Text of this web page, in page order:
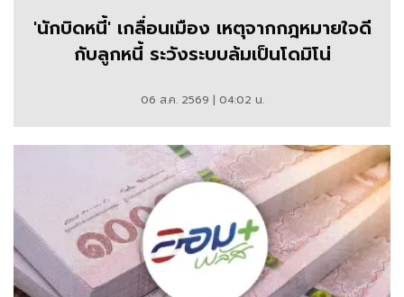
'นักบิดหนี้' เกลื่อนเมือง เหตุจากกฎหมายใจดี
กับลูกหนี้ ระวังระบบล้มเป็นโดมิโน่
06 ส.ค. 2569 | 04:02 น.